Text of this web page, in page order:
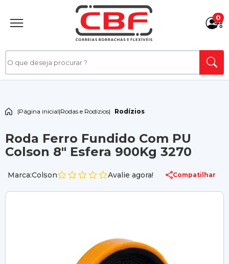
0
|Página inicial|Rodas e Rodízios| Rodízios
Roda Ferro Fundido Com PU
Colson 8" Esfera 900Kg 3270
Marca:Colson Avalie agora! Compatilhar